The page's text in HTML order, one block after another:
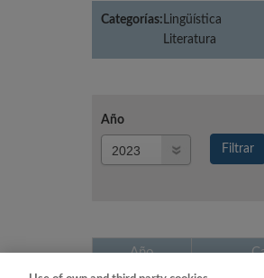
Categorías: Lingüística
Literatura
Año
Filtrar
Año